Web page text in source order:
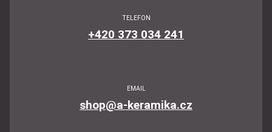
TELEFON
+420 373 034 241
EMAIL
shop@a-keramika.cz